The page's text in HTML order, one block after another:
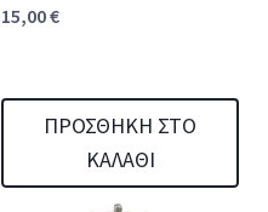
15,00€
ΠΡΟΣΘΉΚΗ ΣΤΟ
ΚΑΛΆΘΙ